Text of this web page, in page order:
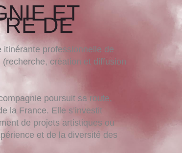
ET
DE
professionnelle de
création et diffusion
poursuit sa route,
la France. Elle s’investit
de projets artistiques ou
et de la diversité des